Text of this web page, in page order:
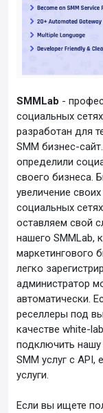
SMMLab -
социальных
разработан для
SMM бизнес-
определили
своего бизнеса.
увеличение
социальных
оставляем свой
нашего SMMLab,
маркетингового
легко
администратор
автоматически.
реселлеры под
качестве white-
подключить
SMM услуг с API,
услуги.
Если вы ищете